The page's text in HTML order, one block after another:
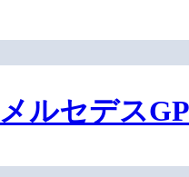
メルセデスGP